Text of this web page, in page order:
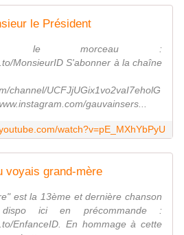
le Président
le morceau :
MonsieurID S'abonner à la chaîne
channel/UCFJjUGix1vo2vaI7eholG
gauvainsers...
watch?v=pE_MXhYbPyU
voyais grand-mère
est la 13ème et dernière chanson
ici en précommande :
EnfanceID. En hommage à cette